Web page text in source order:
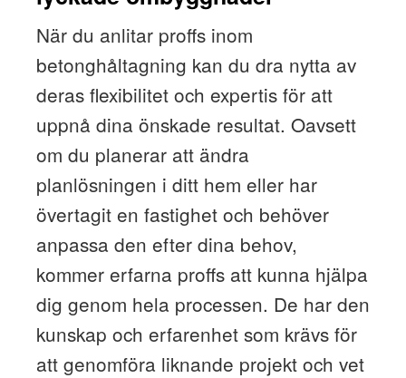
När du anlitar proffs inom
betonghåltagning kan du dra nytta av
deras flexibilitet och expertis för att
uppnå dina önskade resultat. Oavsett
om du planerar att ändra
planlösningen i ditt hem eller har
övertagit en fastighet och behöver
anpassa den efter dina behov,
kommer erfarna proffs att kunna hjälpa
dig genom hela processen. De har den
kunskap och erfarenhet som krävs för
att genomföra liknande projekt och vet